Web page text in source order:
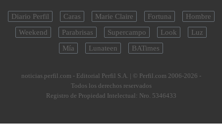
Diario Perfil Caras Marie Claire Fortuna
Hombre
Weekend
Parabrisas Supercampo Look
Luz
Mía
Lunateen BATimes
noticias.perfil.com - Editorial Perfil S.A. | © Perfil.com 2006-2026 -
Todos los derechos reservados
Registro de Propiedad Intelectual: Nro. 5346433